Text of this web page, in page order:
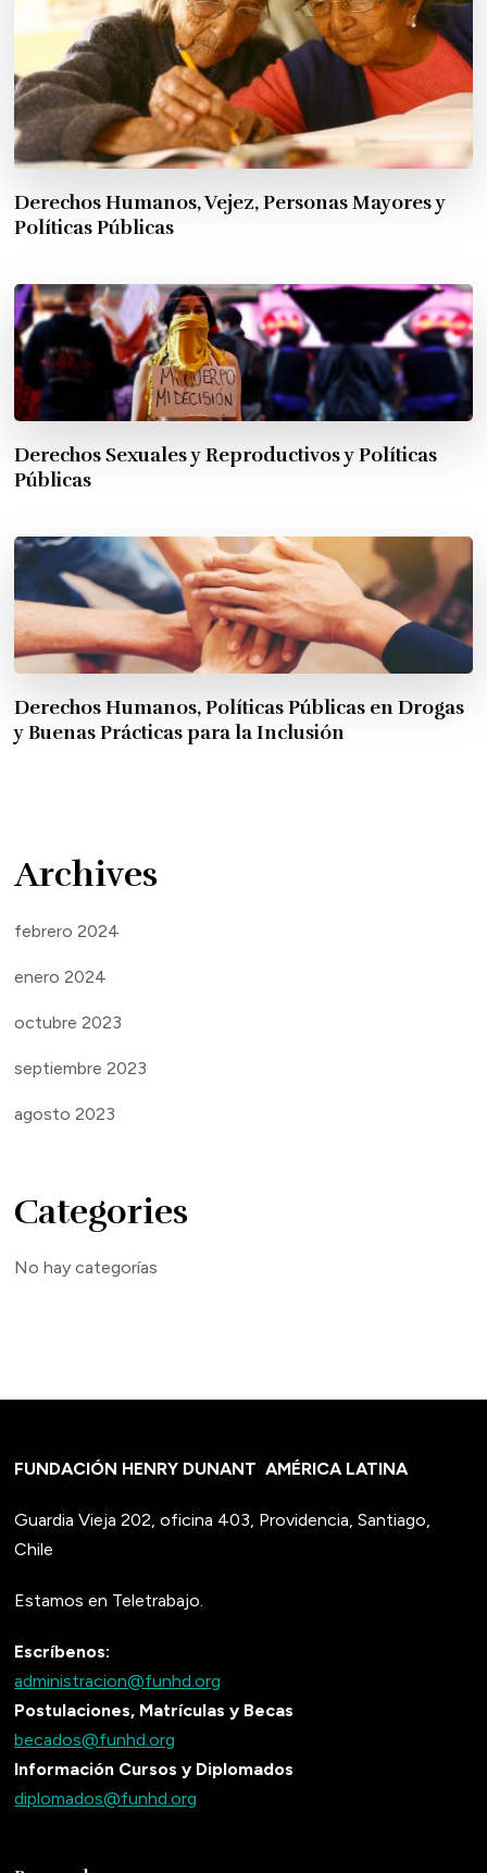
Derechos Humanos, Vejez, Personas Mayores y
Políticas Públicas
Derechos Sexuales y Reproductivos y Políticas
Públicas
Derechos Humanos, Políticas Públicas en Drogas
y Buenas Prácticas para la Inclusión
Archives
febrero 2024
enero 2024
octubre 2023
septiembre 2023
agosto 2023
Categories
No hay categorías
FUNDACIÓN HENRY DUNANTAMÉRICA LATINA
Guardia Vieja 202, oficina 403, Providencia, Santiago,
Chile
Estamos en Teletrabajo.
Escríbenos:
administracion@funhd.org
Postulaciones, Matrículas y Becas
becados@funhd.org
Información Cursos y Diplomados
diplomados@funhd.org